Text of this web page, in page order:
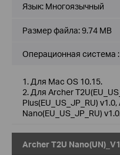
Язык: Многоязычный
Размер файла:9.74 MB
Операционная система
1. Для Mac OS 10.15.
2. Для Archer
Plus(EU_US_JP_RU)
Nano(EU_US_JP_RU)
Archer T2U